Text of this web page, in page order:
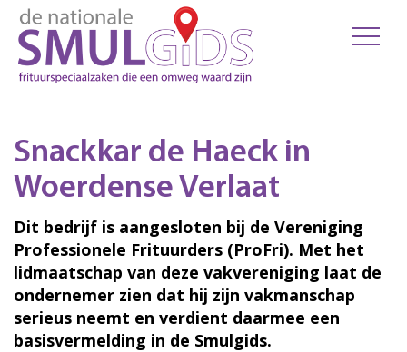
Snackkar de Haeck in
Woerdense Verlaat
Dit bedrijf is aangesloten bij de Vereniging
Professionele Frituurders (ProFri). Met het
lidmaatschap van deze vakvereniging laat de
ondernemer zien dat hij zijn vakmanschap
serieus neemt en verdient daarmee een
basisvermelding in de Smulgids.